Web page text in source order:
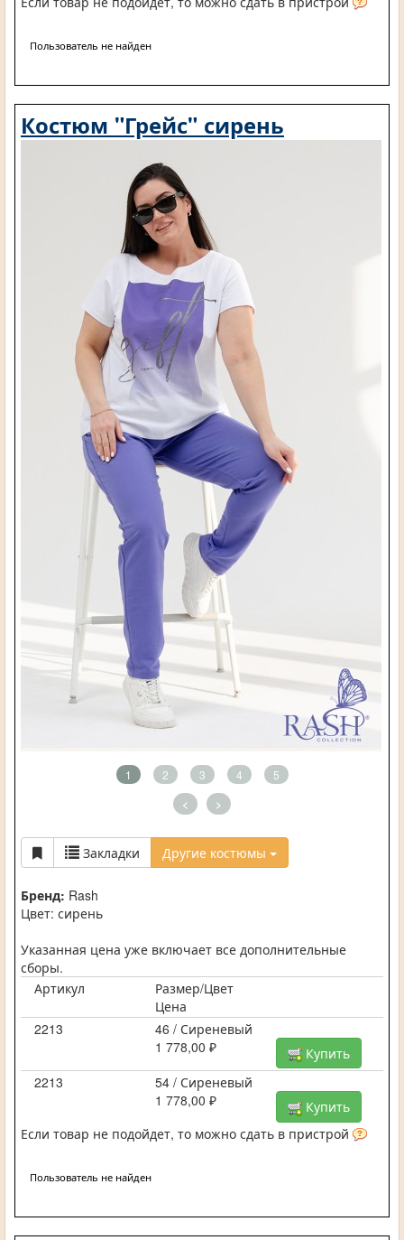
Пользователь не найден
Костюм "Грейс" сирень
1 2 3 4 5
< >
Закладки Другие костюмы
Бренд: Rash
Цвет: сирень
Указанная цена уже включает все дополнительные
сборы.
Артикул
Размер/Цвет
Цена
2213
46 / Сиреневый
1 778,00 ₽
Купить
2213
54 / Сиреневый
1 778,00 ₽
Купить
Если товар не подойдет, то можно сдать в пристрой
Пользователь не найден